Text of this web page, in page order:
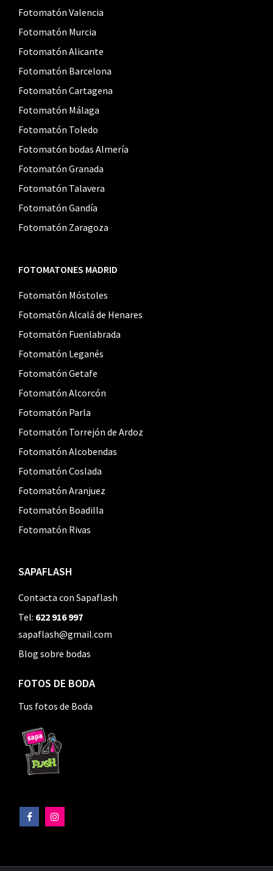
Fotomatón Valencia
Fotomatón Murcia
Fotomatón Alicante
Fotomatón Barcelona
Fotomatón Cartagena
Fotomatón Málaga
Fotomatón Toledo
Fotomatón bodas Almería
Fotomatón Granada
Fotomatón Talavera
Fotomatón Gandía
Fotomatón Zaragoza
FOTOMATONES MADRID
Fotomatón Móstoles
Fotomatón Alcalá de Henares
Fotomatón Fuenlabrada
Fotomatón Leganés
Fotomatón Getafe
Fotomatón Alcorcón
Fotomatón Parla
Fotomatón Torrejón de Ardoz
Fotomatón Alcobendas
Fotomatón Coslada
Fotomatón Aranjuez
Fotomatón Boadilla
Fotomatón Rivas
SAPAFLASH
Contacta con Sapaflash
Tel: 622 916 997
sapaflash@gmail.com
Blog sobre bodas
FOTOS DE BODA
Tus fotos de Boda